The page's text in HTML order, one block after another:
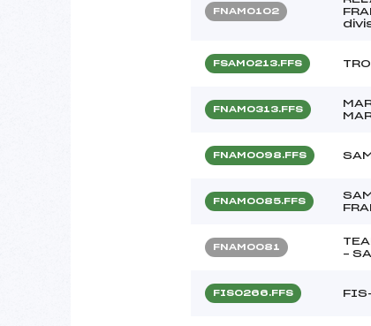
FNAM0102
FSAM0213.FFS
FNAM0313.FFS
FNAM0098.FFS
FNAM0085.FFS
FNAM0081
–
FIS0266.FFS